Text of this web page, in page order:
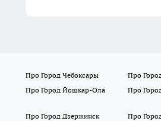
Про Город Чебоксары Про
Про Город Йошкар-Ола
Про
Про Город Дзержинск
Про